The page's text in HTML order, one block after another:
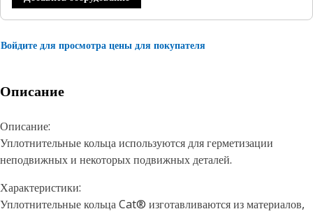
Войдите для просмотра цены для покупателя
Описание
Описание:
Уплотнительные кольца используются для герметизации
неподвижных и некоторых подвижных деталей.
Характеристики:
Уплотнительные кольца Cat® изготавливаются из материалов,